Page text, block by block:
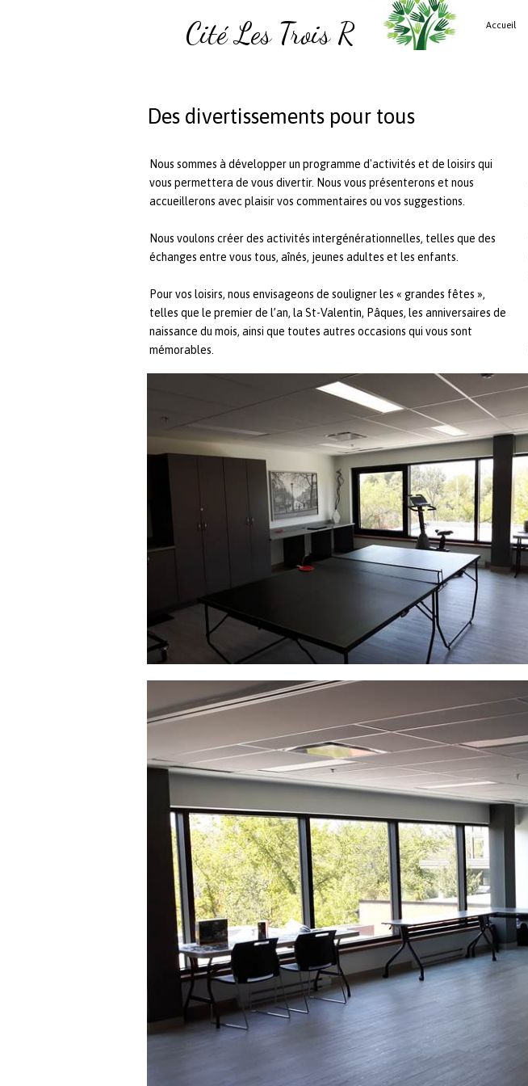
Cité Les Trois R Accueil
Des divertissements pour tous
Nous sommes à développer un programme d'activités et de loisirs qui
vous permettera de vous divertir. Nous vous présenterons et nous
accueillerons avec plaisir vos commentaires ou vos suggestions.
Nous voulons créer des activités intergénérationnelles, telles que des
échanges entre vous tous, aînés, jeunes adultes et les enfants.
Pour vos loisirs, nous envisageons de souligner les « grandes fêtes »,
telles que le premier de l’an, la St-Valentin, Pâques, les anniversaires de
naissance du mois, ainsi que toutes autres occasions qui vous sont
mémorables.